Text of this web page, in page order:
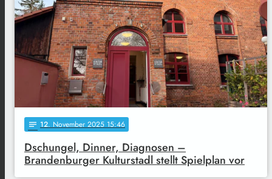
notes 12. November 2025 15:46
Dschungel, Dinner, Diagnosen –
Brandenburger Kulturstadl stellt Spielplan vor